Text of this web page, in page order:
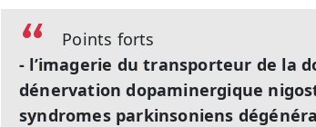
Points forts
- l’imagerie du transporteur de la
dénervation dopaminergique
syndromes parkinsoniens